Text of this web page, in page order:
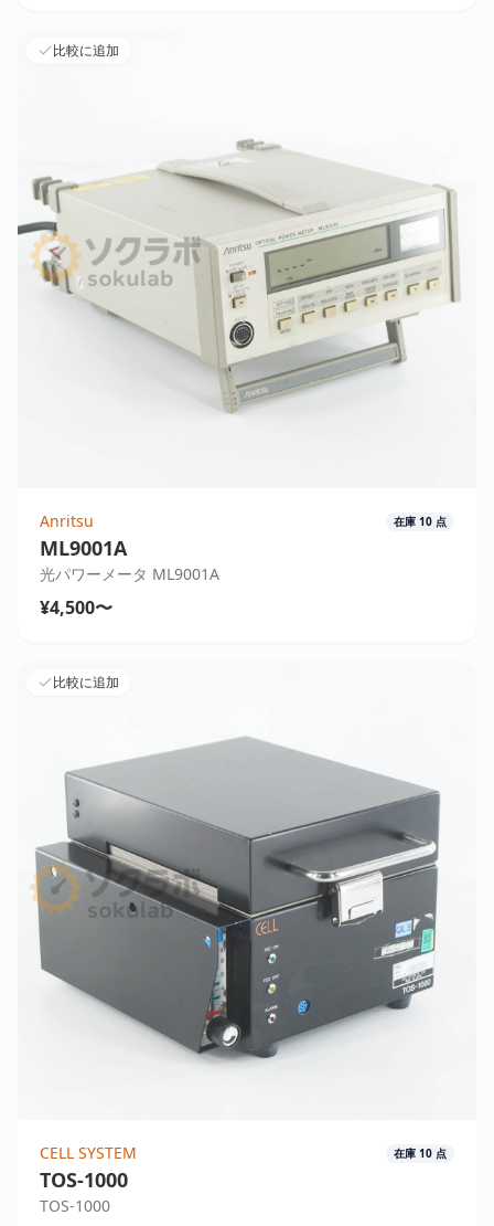
比較に追加
Anritsu 在庫 10 点
ML9001A
光パワーメータ ML9001A
¥4,500〜
比較に追加
CELL SYSTEM 在庫 10 点
TOS-1000
TOS-1000